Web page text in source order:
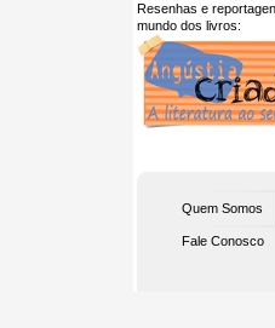
Resenhas e
mundo dos livros:
Quem Somos
Fale Conosco